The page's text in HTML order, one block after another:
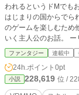
われるというドMでも
はじまりの国からでら
のゲームを楽しむため
いく主人公のお話。
す。 第三者に引用を
なろう様にも投稿して
ファンタジー 連載中
24h.ポイント 0pt
小説 228,619 位 /